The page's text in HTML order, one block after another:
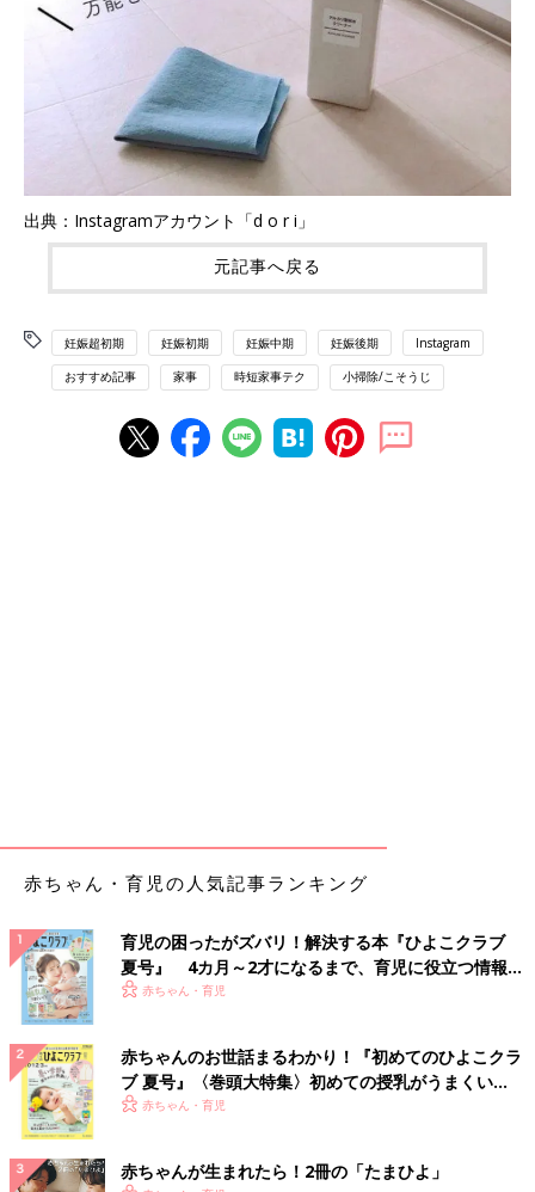
出典：Instagramアカウント「d o r i」
元記事へ戻る
妊娠超初期 妊娠初期 妊娠中期 妊娠後期 Instagram
おすすめ記事 家事 時短家事テク 小掃除/こそうじ
赤ちゃん・育児の人気記事ランキング
育児の困ったがズバリ！解決する本『ひよこクラブ
夏号』 4カ月～2才になるまで、育児に役立つ情報が
いっぱい！
赤ちゃん・育児
赤ちゃんのお世話まるわかり！『初めてのひよこクラ
ブ 夏号』〈巻頭大特集〉初めての授乳がうまくい
く！ おっぱい・ミルクの基本と夏のトラブル 解決テ
赤ちゃん・育児
赤ちゃんが生まれたら！2冊の「たまひよ」